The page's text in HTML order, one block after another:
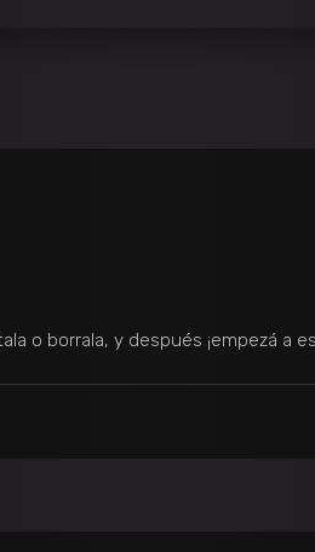
o borrala, y después ¡empezá a